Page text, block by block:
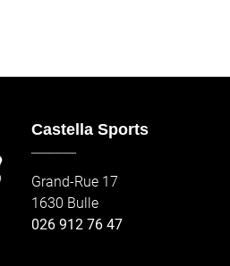
Castella Sports
Grand-Rue 17
1630 Bulle
026 912 76 47